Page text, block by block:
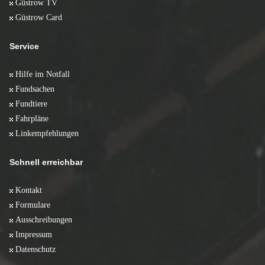
Güstrow TV
Güstrow Card
Service
Hilfe im Notfall
Fundsachen
Fundtiere
Fahrpläne
Linkempfehlungen
Schnell erreichbar
Kontakt
Formulare
Ausschreibungen
Impressum
Datenschutz